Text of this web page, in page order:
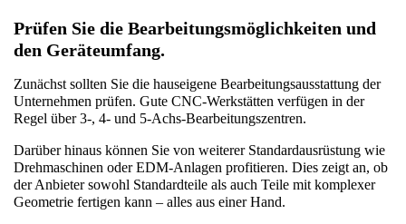
Prüfen Sie die Bearbeitungsmöglichkeiten und
den Geräteumfang.
Zunächst sollten Sie die hauseigene Bearbeitungsausstattung der
Unternehmen prüfen. Gute CNC-Werkstätten verfügen in der
Regel über 3-, 4- und 5-Achs-Bearbeitungszentren.
Darüber hinaus können Sie von weiterer Standardausrüstung wie
Drehmaschinen oder EDM-Anlagen profitieren. Dies zeigt an, ob
der Anbieter sowohl Standardteile als auch Teile mit komplexer
Geometrie fertigen kann – alles aus einer Hand.